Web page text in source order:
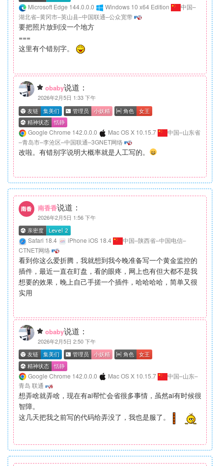
Microsoft Edge 144.0.0.0 Windows 10 x64 Edition
中国–
湖北省–黄冈市–英山县–中国联通–公众宽带
要把照片放到没一个地方
===
这里有个错别字。
obaby说道：
2026年2月5日 1:33 下午
Google Chrome 142.0.0.0 Mac OS X 10.15.7
中国–山东省
–青岛市–李沧区–中国联通–3GNET网络
改啦。有错别字说明大概率就是人工写的。
南香香说道：
2026年2月5日 1:56 下午
Safari 18.4 iPhone iOS 18.4
中国–陕西省–中国电信–
CTNET网络
看到你这么爱折腾，我就想到我今晚准备写一个黄金监控的
插件，最近一直在盯盘，看的眼疼，网上也有但大都不是我
想要的效果，晚上自己手搓一个插件，哈哈哈哈，简单又很
实用
obaby说道：
2026年2月5日 2:50 下午
Google Chrome 142.0.0.0 Mac OS X 10.15.7
中国–山东–
青岛 联通
想弄啥就弄啥，现在有ai帮忙会省很多事情，虽然ai有时候很
智障。
这几天把我之前写的代码给弄没了，我也是服了。